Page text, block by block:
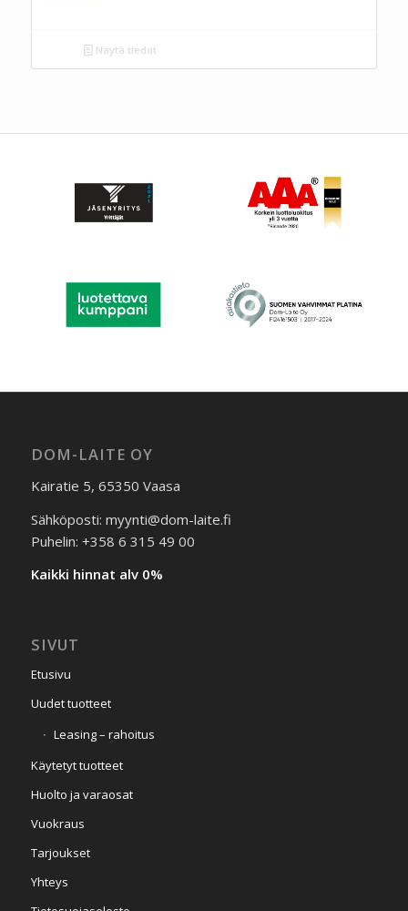
Näytä tiedot
DOM-LAITE OY
Kairatie 5, 65350 Vaasa
Sähköposti: myynti@dom-laite.fi
Puhelin: +358 6 315 49 00
Kaikki hinnat alv 0%
SIVUT
Etusivu
Uudet tuotteet
Leasing – rahoitus
Käytetyt tuotteet
Huolto ja varaosat
Vuokraus
Tarjoukset
Yhteys